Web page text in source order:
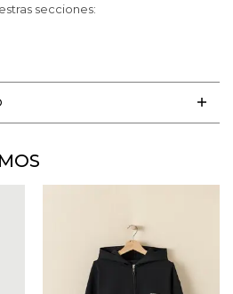
secciones: